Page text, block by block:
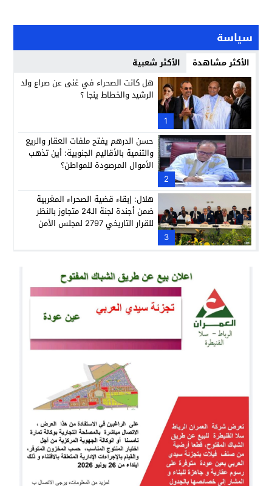
سياسة
الأكثر مشاهدة الأكثر شعبية
1
هل كانت الصحراء في غنى عن صراع ولد
الرشيد والخطاط ينجا ؟
2
حسن الدرهم يفتح ملفات العقار والريع
والتنمية بالأقاليم الجنوبية: أين تذهب
الأموال المرصودة للمواطن؟
3
هلال: إبقاء قضية الصحراء المغربية
ضمن أجندة لجنة الـ24 متجاوز بالنظر
للقرار التاريخي 2797 لمجلس الأمن